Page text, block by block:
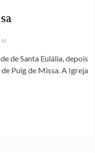
de Santa Eulália, depois
Puig de Missa. A Igreja